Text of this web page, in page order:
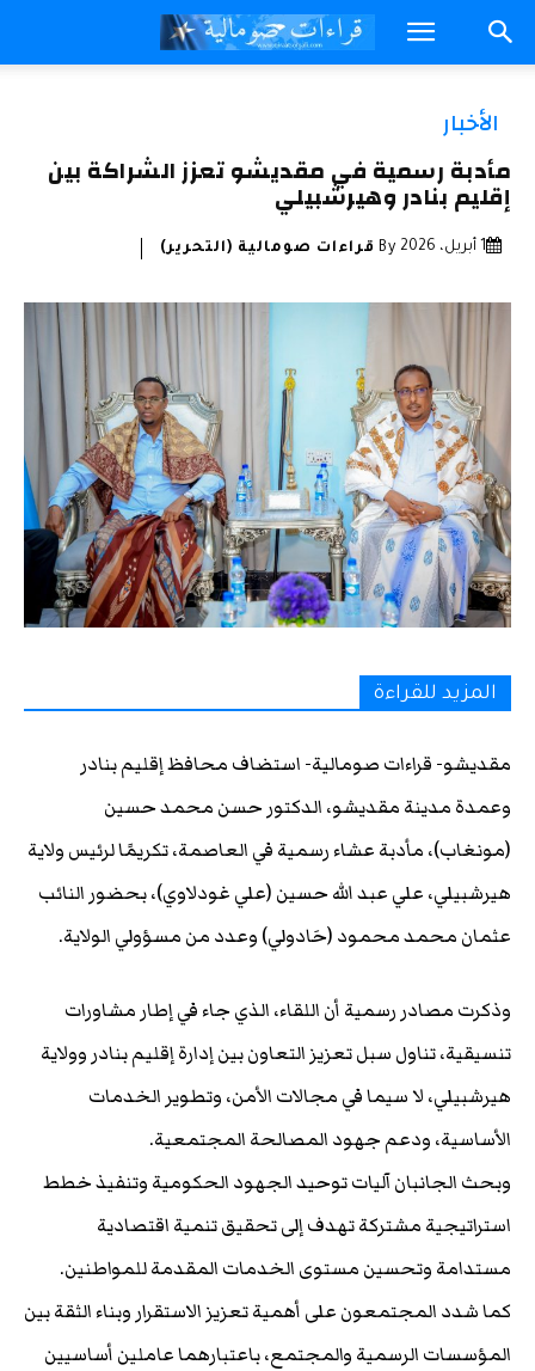
الأخبار
مأدبة رسمية في مقديشو تعزز الشراكة بين
إقليم بنادر وهيرشبيلي
1 أبريل، 2026 By قراءات صومالية (التحرير)
المزيد للقراءة
مقديشو- قراءات صومالية- استضاف محافظ إقليم بنادر
وعمدة مدينة مقديشو، الدكتور حسن محمد حسين
(مونغاب)، مأدبة عشاء رسمية في العاصمة، تكريمًا لرئيس ولاية
هيرشبيلي، علي عبد الله حسين (علي غودلاوي)، بحضور النائب
عثمان محمد محمود (حَادولي) وعدد من مسؤولي الولاية.
وذكرت مصادر رسمية أن اللقاء، الذي جاء في إطار مشاورات
تنسيقية، تناول سبل تعزيز التعاون بين إدارة إقليم بنادر وولاية
هيرشبيلي، لا سيما في مجالات الأمن، وتطوير الخدمات
الأساسية، ودعم جهود المصالحة المجتمعية.
وبحث الجانبان آليات توحيد الجهود الحكومية وتنفيذ خطط
استراتيجية مشتركة تهدف إلى تحقيق تنمية اقتصادية
مستدامة وتحسين مستوى الخدمات المقدمة للمواطنين.
كما شدد المجتمعون على أهمية تعزيز الاستقرار وبناء الثقة بين
المؤسسات الرسمية والمجتمع، باعتبارهما عاملين أساسيين